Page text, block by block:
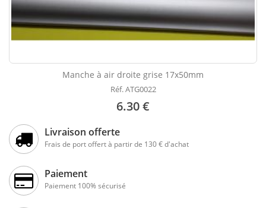
Manche à air droite grise 17x50mm
Réf. ATG0022
6.30 €
Livraison offerte
Frais de port offert à partir de 130 € d'achat
Paiement
Paiement 100% sécurisé